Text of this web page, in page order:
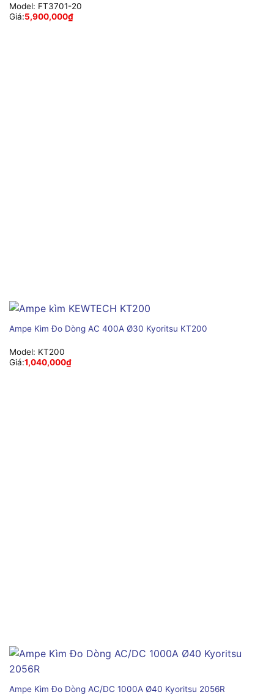
Model: FT3701-20
Giá:5,900,000₫
Ampe Kìm Đo Dòng AC 400A Ø30 Kyoritsu KT200
Model: KT200
Giá:1,040,000₫
Ampe Kìm Đo Dòng AC/DC 1000A Ø40 Kyoritsu 2056R